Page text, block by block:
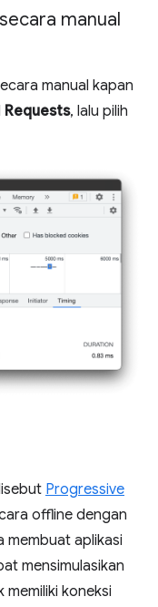
manual
manual kapan
Requests, lalu pilih
Progressive
offline dengan
membuat aplikasi
mensimulasikan
koneksi